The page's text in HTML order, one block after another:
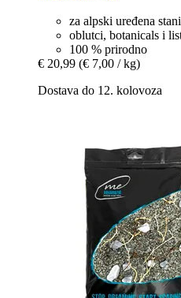
za alpski uređena
oblutci, botanicals i
100 % prirodno
€ 20,99 (€ 7,00 / kg)
Dostava do 12. kolovoza